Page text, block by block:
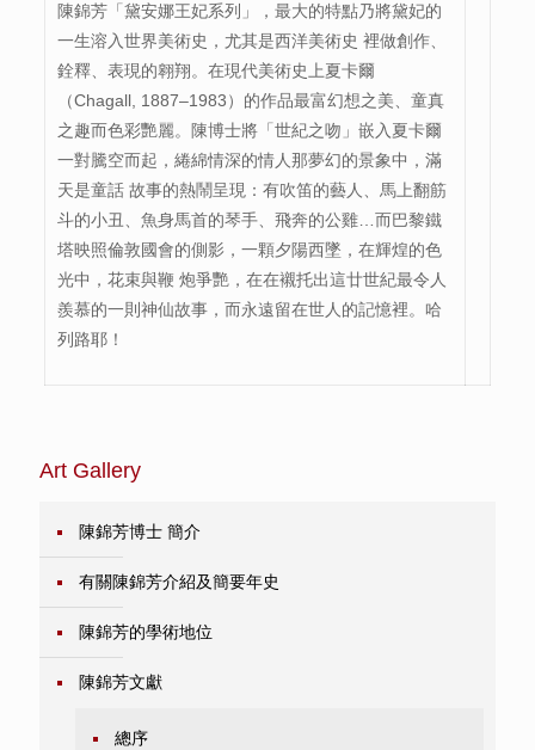
陳錦芳「黛安娜王妃系列」，最大的特點乃將黛妃的
一生溶入世界美術史，尤其是西洋美術史 裡做創作、
銓釋、表現的翱翔。在現代美術史上夏卡爾
（Chagall, 1887–1983）的作品最富幻想之美、童真
之趣而色彩艷麗。陳博士將「世紀之吻」嵌入夏卡爾
一對騰空而起，綣綿情深的情人那夢幻的景象中，滿
天是童話 故事的熱鬧呈現：有吹笛的藝人、馬上翻筋
斗的小丑、魚身馬首的琴手、飛奔的公雞…而巴黎鐵
塔映照倫敦國會的側影，一顆夕陽西墜，在輝煌的色
光中，花束與鞭 炮爭艷，在在襯托出這廿世紀最令人
羨慕的一則神仙故事，而永遠留在世人的記憶裡。哈
列路耶！
Art Gallery
陳錦芳博士 簡介
有關陳錦芳介紹及簡要年史
陳錦芳的學術地位
陳錦芳文獻
總序